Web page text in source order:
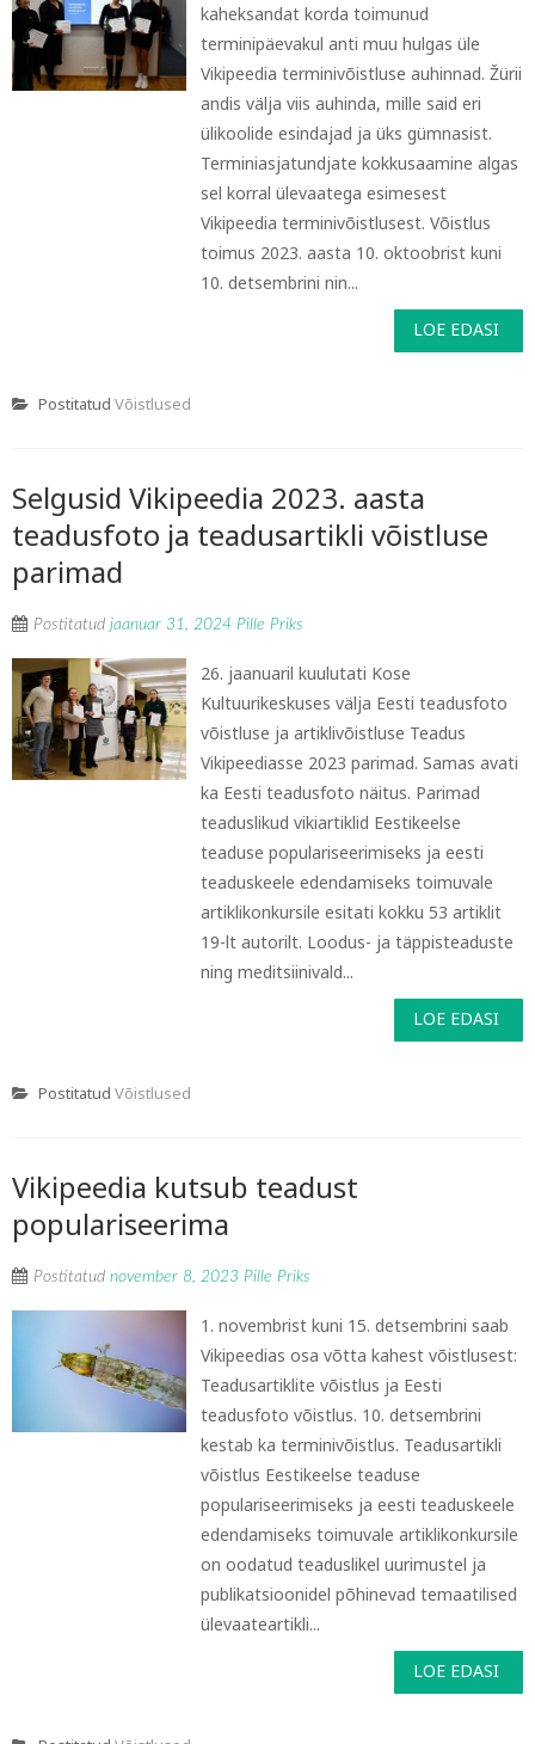
kaheksandat korda toimunud
terminipäevakul anti muu hulgas üle
Vikipeedia terminivõistluse auhinnad. Žürii
andis välja viis auhinda, mille said eri
ülikoolide esindajad ja üks gümnasist.
Terminiasjatundjate kokkusaamine algas
sel korral ülevaatega esimesest
Vikipeedia terminivõistlusest. Võistlus
toimus 2023. aasta 10. oktoobrist kuni
10. detsembrini nin...
LOE EDASI
Postitatud Võistlused
Selgusid Vikipeedia 2023. aasta
teadusfoto ja teadusartikli võistluse
parimad
Postitatud jaanuar 31, 2024 Pille Priks
26. jaanuaril kuulutati Kose
Kultuurikeskuses välja Eesti teadusfoto
võistluse ja artiklivõistluse Teadus
Vikipeediasse 2023 parimad. Samas avati
ka Eesti teadusfoto näitus. Parimad
teaduslikud vikiartiklid Eestikeelse
teaduse populariseerimiseks ja eesti
teaduskeele edendamiseks toimuvale
artiklikonkursile esitati kokku 53 artiklit
19-lt autorilt. Loodus- ja täppisteaduste
ning meditsiinivald...
LOE EDASI
Postitatud Võistlused
Vikipeedia kutsub teadust
populariseerima
Postitatud november 8, 2023 Pille Priks
1. novembrist kuni 15. detsembrini saab
Vikipeedias osa võtta kahest võistlusest:
Teadusartiklite võistlus ja Eesti
teadusfoto võistlus. 10. detsembrini
kestab ka terminivõistlus. Teadusartikli
võistlus Eestikeelse teaduse
populariseerimiseks ja eesti teaduskeele
edendamiseks toimuvale artiklikonkursile
on oodatud teaduslikel uurimustel ja
publikatsioonidel põhinevad temaatilised
ülevaateartikli...
LOE EDASI